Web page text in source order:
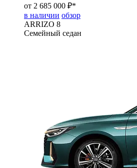
от 2 685 000 ₽*
в наличии обзор
ARRIZO 8
Семейный седан